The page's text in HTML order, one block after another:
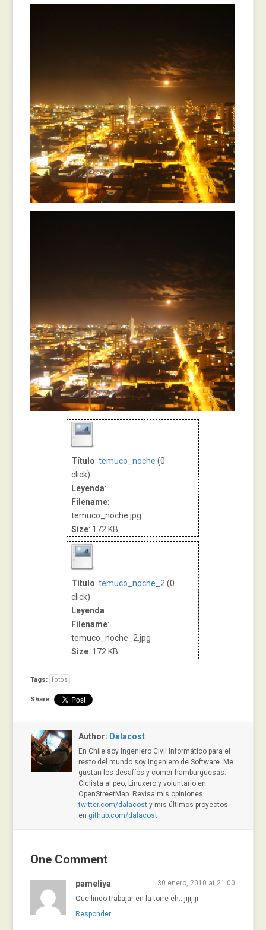
Título:temuco_noche (0
click)
Leyenda:
Filename:
temuco_noche.jpg
Size: 172 KB
Título:temuco_noche_2 (0
click)
Leyenda:
Filename:
temuco_noche_2.jpg
Size: 172 KB
Tags: fotos
Share:
Author: Dalacost
En Chile soy Ingeniero Civil Informático para el
resto del mundo soy Ingeniero de Software. Me
gustan los desafíos y comer hamburguesas.
Ciclista al peo, Linuxero y voluntario en
OpenStreetMap. Revisa mis opiniones
twitter.com/dalacost y mis últimos proyectos
en github.com/dalacost
One Comment
pameliya
30 enero, 2010 at 21:00
Que lindo trabajar en la torre eh…jijijiji
Responder